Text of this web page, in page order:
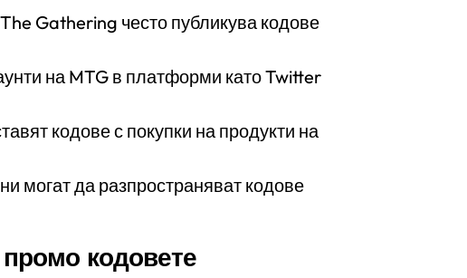
Gathering често публикува кодове
на MTG в платформи като Twitter
кодове с покупки на продукти на
могат да разпространяват кодове
кодовете